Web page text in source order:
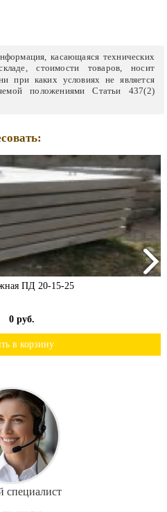
касающаяся технических
стоимости товаров, носит
при каких условиях не является
положениями Статьи 437(2)
ПД 20-15-25
0 руб.
в корзину
специалист